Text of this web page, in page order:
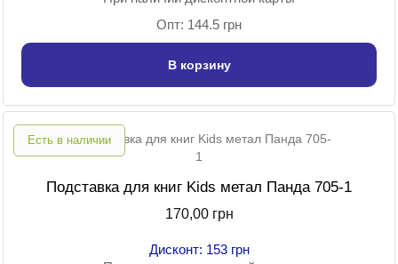
Опт: 144.5 грн
В корзину
Есть в наличии
Подставка для книг Kids метал Панда 705-1
170,00 грн
Дисконт: 153 грн